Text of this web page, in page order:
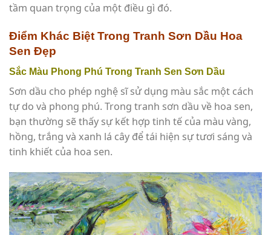
tầm quan trọng của một điều gì đó.
Điểm Khác Biệt Trong Tranh Sơn Dầu Hoa
Sen Đẹp
Sắc Màu Phong Phú Trong Tranh Sen Sơn Dầu
Sơn dầu cho phép nghệ sĩ sử dụng màu sắc một cách
tự do và phong phú. Trong tranh sơn dầu về hoa sen,
bạn thường sẽ thấy sự kết hợp tinh tế của màu vàng,
hồng, trắng và xanh lá cây để tái hiện sự tươi sáng và
tinh khiết của hoa sen.